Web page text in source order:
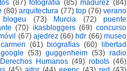
(87) fotografía (85) madurez (84)
(80) arquitectura (77) top (76) verano
blogeu (73) Murcia (72)
puente
(70) ikasbloggers (69) concurso
(67) ajedrez (66) hdr (66) museo
carmen (61) biografías (60)
libertad
google (53) guggenheim (53) radio
Derechos Humanos (49) robots (46)